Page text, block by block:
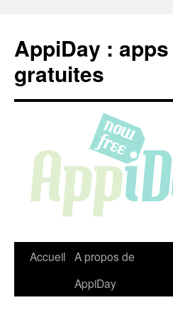
contenu
AppiDay :
gratuites
Accueil A propos de
AppiDay